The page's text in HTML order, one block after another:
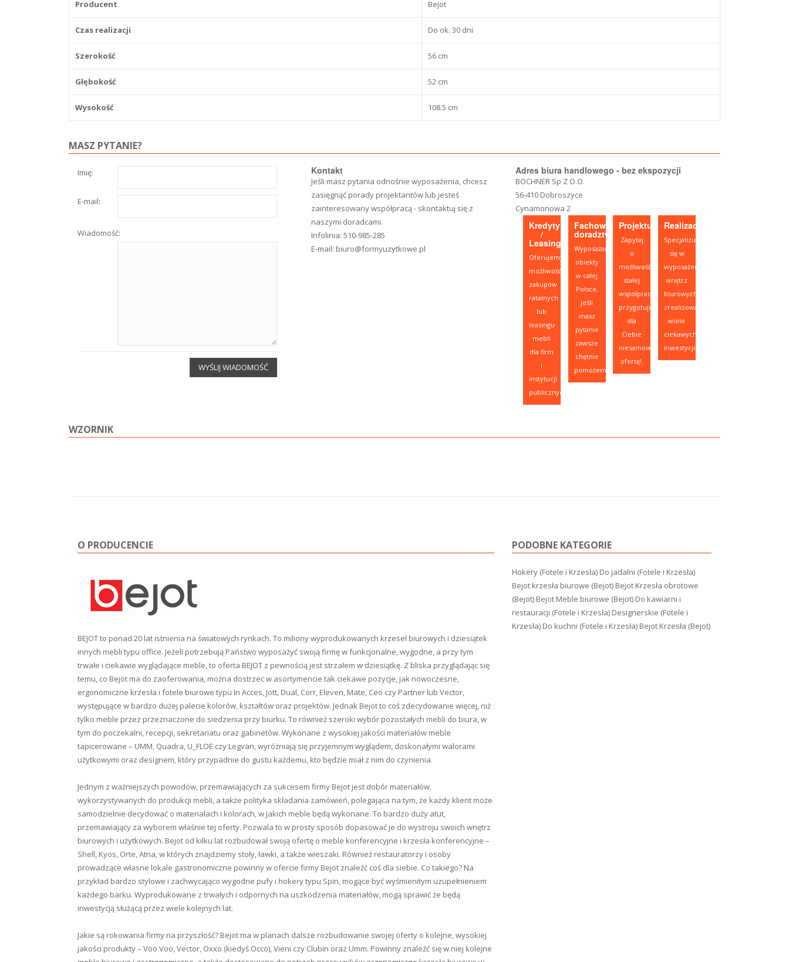
Producent Bejot
Czas realizacji Do ok. 30 dni
Szerokość 56 cm
Głębokość 52 cm
Wysokość 108.5 cm
MASZ PYTANIE?
Imię:
E-mail:
Wiadomość:
WYŚLIJ WIADOMOŚĆ
Kontakt
Jeśli masz pytania odnośnie wyposażenia, chcesz
zasięgnąć porady projektantów lub jesteś
zainteresowany współpracą - skontaktuj się z
naszymi doradcami.
Infolinia:510-985-285
E-mail: biuro@formyuzytkowe.pl
Adres biura handlowego - bez ekspozycji
BOCHNER Sp Z O.O.
56-410 Dobroszyce
Cynamonowa 2
Kredyty
/
Leasing
Oferujemy
możliwość
zakupów
ratalnych
lub
leasingu
mebli
dla firm
i
instytucji
publicznych.
Fachowe
doradztwo
Wyposażamy
obiekty
w całej
Polsce,
jeśli
masz
pytanie
zawsze
chętnie
pomożemy.
Projektujesz?
Zapytaj
o
możliwość
stałej
współpracy,
przygotujemy
dla
Ciebie
niesamowitą
ofertę!.
Realizacje
Specjalizujemy
się w
wyposażeniu
wnętrz
biurowych,
zrealizowaliśmy
wiele
ciekawych
inwestycji.
WZORNIK
O PRODUCENCIE
BEJOT to ponad 20 lat istnienia na światowych rynkach. To miliony wyprodukowanych krzeseł biurowych i dziesiątek
innych mebli typu office. Jeżeli potrzebują Państwo wyposażyć swoją firmę w funkcjonalne, wygodne, a przy tym
trwałe i ciekawie wyglądające meble, to oferta BEJOT z pewnością jest strzałem w dziesiątkę. Z bliska przyglądając się
temu, co Bejot ma do zaoferowania, można dostrzec w asortymencie tak ciekawe pozycje, jak nowoczesne,
ergonomiczne krzesła i fotele biurowe typu In Acces, Jott, Dual, Corr, Eleven, Mate, Ceo czy Partner lub Vector,
występujące w bardzo dużej palecie kolorów, kształtów oraz projektów. Jednak Bejot to coś zdecydowanie więcej, niż
tylko meble przez przeznaczone do siedzenia przy biurku. To również szeroki wybór pozostałych mebli do biura, w
tym do poczekalni, recepcji, sekretariatu oraz gabinetów. Wykonane z wysokiej jakości materiałów meble
tapicerowane – UMM, Quadra, U_FLOE czy Legvan, wyróżniają się przyjemnym wyglądem, doskonałymi walorami
użytkowymi oraz designem, który przypadnie do gustu każdemu, kto będzie miał z nim do czynienia.
Jednym z ważniejszych powodów, przemawiających za sukcesem firmy Bejot jest dobór materiałów,
wykorzystywanych do produkcji mebli, a także polityka składania zamówień, polegająca na tym, że każdy klient może
samodzielnie decydować o materiałach i kolorach, w jakich meble będą wykonane. To bardzo duży atut,
przemawiający za wyborem właśnie tej oferty. Pozwala to w prosty sposób dopasować je do wystroju swoich wnętrz
biurowych i użytkowych. Bejot od kilku lat rozbudował swoją ofertę o meble konferencyjne i krzesła konferencyjne –
Shell, Kyos, Orte, Atria, w których znajdziemy stoły, ławki, a także wieszaki. Również restauratorzy i osoby
prowadzące własne lokale gastronomiczne powinny w ofercie firmy Bejot znaleźć coś dla siebie. Co takiego? Na
przykład bardzo stylowe i zachwycająco wygodne pufy i hokery typu Spin, mogące być wyśmienitym uzupełnieniem
każdego barku. Wyprodukowane z trwałych i odpornych na uszkodzenia materiałów, mogą sprawić że będą
inwestycją służącą przez wiele kolejnych lat.
Jakie są rokowania firmy na przyszłość? Bejot ma w planach dalsze rozbudowanie swojej oferty o kolejne, wysokiej
jakości produkty – Voo Voo, Vector, Oxxo (kiedyś Occo), Vieni czy Clubin oraz Umm. Powinny znaleźć się w niej kolejne
PODOBNE KATEGORIE
Hokery (Fotele i Krzesła) Do jadalni (Fotele i Krzesła)
Bejot krzesła biurowe (Bejot) Bejot Krzesła obrotowe
(Bejot) Bejot Meble biurowe (Bejot) Do kawiarni i
restauracji (Fotele i Krzesła) Designerskie (Fotele i
Krzesła) Do kuchni (Fotele i Krzesła) Bejot Krzesła (Bejot)